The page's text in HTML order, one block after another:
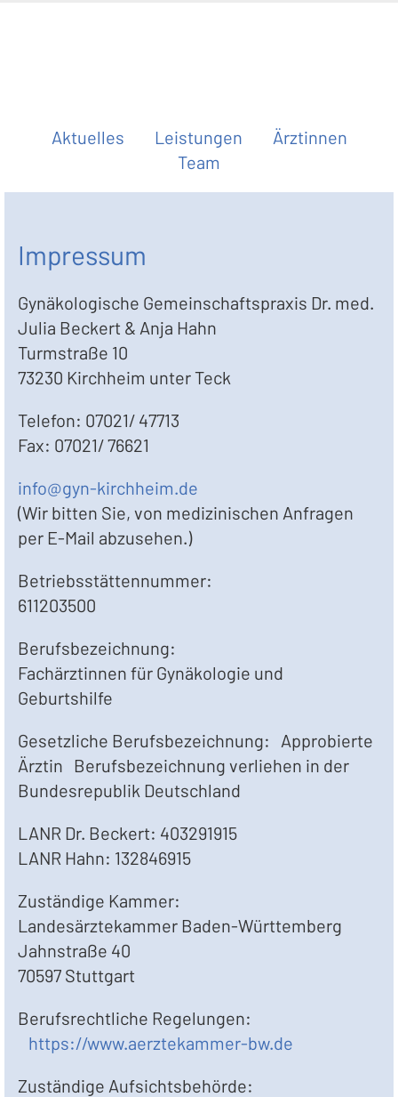
Aktuelles Leistungen
Ärztinnen
Team
Impressum
Gynäkologische Gemeinschaftspraxis Dr. med.
Julia Beckert & Anja Hahn
Turmstraße 10
73230 Kirchheim unter Teck
Telefon: 07021/ 47713
Fax: 07021/ 76621
info@gyn-kirchheim.de
(Wir bitten Sie, von medizinischen Anfragen
per E-Mail abzusehen.)
Betriebsstättennummer:
611203500
Berufsbezeichnung:
Fachärztinnen für Gynäkologie und
Geburtshilfe
Gesetzliche Berufsbezeichnung: Approbierte
Ärztin Berufsbezeichnung verliehen in der
Bundesrepublik Deutschland
LANR Dr. Beckert: 403291915
LANR Hahn: 132846915
Zuständige Kammer:
Landesärztekammer Baden-Württemberg
Jahnstraße 40
70597 Stuttgart
Berufsrechtliche Regelungen:
https://www.aerztekammer-bw.de
Zuständige Aufsichtsbehörde: